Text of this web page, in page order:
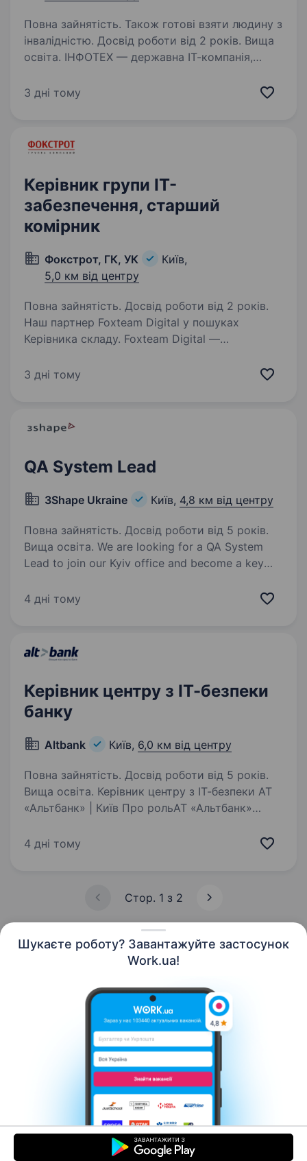
Шукаєте роботу? Завантажуйте застосунок
Work.ua!
Повна зайнятість. Також готові взяти людину з
інвалідністю. Досвід роботи від 2 років. Вища
освіта. ІНФОТЕХ — державна ІТ-компанія,
Протягом більше ніж 8 років ми розробляємо
є офіційним постачальником…
3 дні тому
Керівник групи ІТ-
забезпечення, старший
комірник
Фокстрот, ГК, УК
Київ,
5,0 км від центру
Повна зайнятість. Досвід роботи від 2 років.
Наш партнер Foxteam Digital у пошуках
Керівника складу. Foxteam Digital —
річним досвідом роботи на ринку України,
3 дні тому
QA System Lead
3Shape Ukraine Київ, 4,8 км від центру
Повна зайнятість. Досвід роботи від 5 років.
Вища освіта. We are looking for a QA System
Lead to join our Kyiv office and become a key
In this role, you will combine people management
4 дні тому
Керівник центру з ІТ-безпеки
банку
Altbank Київ, 6,0 км від центру
Повна зайнятість. Досвід роботи від 5 років.
Вища освіта. Керівник центру з ІТ-безпеки АТ
«Альтбанк» | Київ Про рольАТ «Альтбанк»
центру ІТ-безпеки, який відповідатиме
4 дні тому
Стор. 1 з 2
Контакти Про нас
Кар’єра
Допомога Умови використання